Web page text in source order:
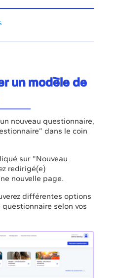
un modèle de
nouveau questionnaire,
dans le coin
sur "Nouveau
redirigé(e)
nouvelle page.
différentes options
selon vos